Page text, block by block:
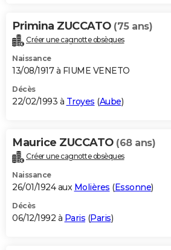
Primina ZUCCATO (75 ans)
Créer une cagnotte obsèques
Naissance
13/08/1917 à FIUME VENETO
Décès
22/02/1993 à Troyes (Aube)
Maurice ZUCCATO (68 ans)
Créer une cagnotte obsèques
Naissance
26/01/1924 aux Molières (Essonne)
Décès
06/12/1992 à Paris (Paris)